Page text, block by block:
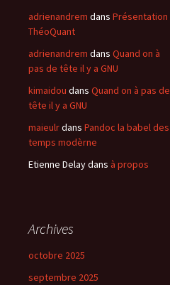
adrienandrem dans Présentation
ThéoQuant
adrienandrem dans Quand on à
pas de tête il y a GNU
kimaidou dans Quand on à pas de
tête il y a GNU
maieulrdans Pandoc la babel des
temps modèrne
Etienne Delaydans à propos
Archives
octobre 2025
septembre 2025